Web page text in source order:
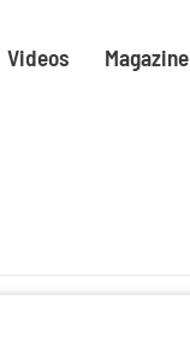
Videos Magazine